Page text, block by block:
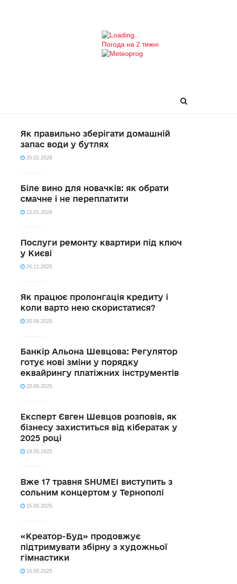
Погода на 2 тижні
Як правильно зберігати домашній
запас води у бутлях
20.02.2026
Біле вино для новачків: як обрати
смачне і не переплатити
15.01.2026
Послуги ремонту квартири під ключ
у Києві
26.11.2025
Як працює пролонгація кредиту і
коли варто нею скористатися?
20.06.2025
Банкір Альона Шевцова: Регулятор
готує нові зміни у порядку
еквайрингу платіжних інструментів
20.06.2025
Експерт Євген Шевцов розповів, як
бізнесу захиститься від кібератак у
2025 році
19.05.2025
Вже 17 травня SHUMEI виступить з
сольним концертом у Тернополі
15.05.2025
«Креатор-Буд» продовжує
підтримувати збірну з художньої
гімнастики
15.05.2025